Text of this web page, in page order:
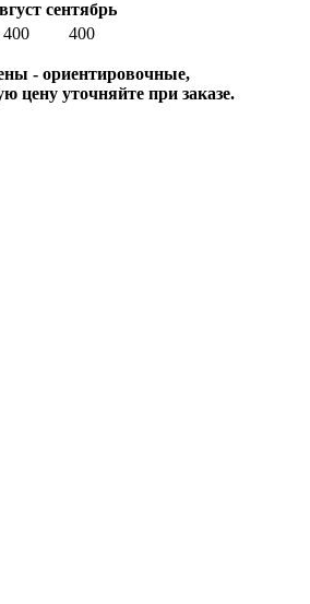
сентябрь
400 400
- ориентировочные,
цену уточняйте при заказе.